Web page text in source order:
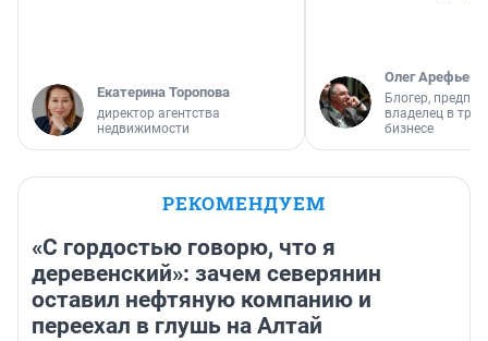
Екатерина Торопова
директор агентства
недвижимости
Олег Арефьев
Блогер,
владелец в
бизнесе
РЕКОМЕНДУЕМ
«С гордостью говорю, что я
деревенский»: зачем северянин
оставил нефтяную компанию и
переехал в глушь на Алтай